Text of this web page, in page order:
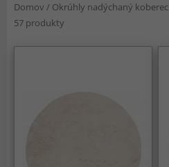
Domov / Okrúhly nadýchaný koberec
57 produkty